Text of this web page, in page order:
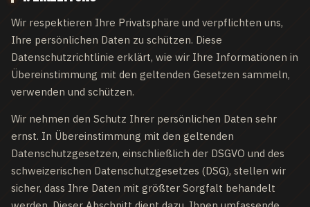
Wir respektieren Ihre Privatsphäre und verpflichten uns,
Ihre persönlichen Daten zu schützen. Diese
Datenschutzrichtlinie erklärt, wie wir Ihre Informationen in
Übereinstimmung mit den geltenden Gesetzen sammeln,
verwenden und schützen.
Wir nehmen den Schutz Ihrer persönlichen Daten sehr
ernst. In Übereinstimmung mit den geltenden
Datenschutzgesetzen, einschließlich der DSGVO und des
schweizerischen Datenschutzgesetzes (DSG), stellen wir
sicher, dass Ihre Daten mit größter Sorgfalt behandelt